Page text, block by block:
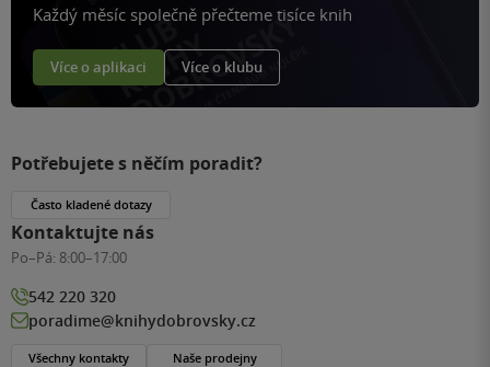
Každý měsíc společně přečteme tisíce knih
Více o aplikaci Více o klubu
Potřebujete s něčím poradit?
Často kladené dotazy
Kontaktujte nás
Po–Pá: 8:00–17:00
542 220 320
poradime@knihydobrovsky.cz
Všechny kontakty Naše prodejny